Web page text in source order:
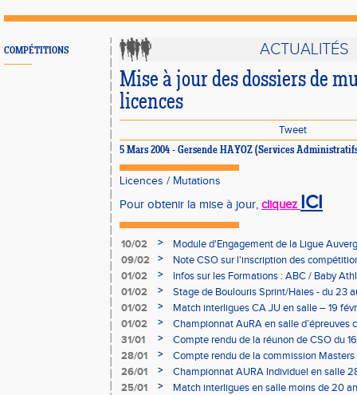
COMPÉTITIONS ACTUALITÉS
Mise à jour des dossiers de
licences
Tweet
5 Mars 2004 - Gersende HAYOZ (Services
Licences / Mutations
Pour obtenir la mise à jour, cliquez ICI
10/02 >
Module d'Engagement de la Ligue
09/02
>
Note CSO sur l'inscription des
01/02
>
Infos sur les Formations : ABC / Baby
01/02
>
Stage de Boulouris Sprint/Haies - du 23
01/02
>
Match interligues CA JU en salle – 19
01/02
>
Championnat AuRA en salle d’épreuves
- le 12 février
31/01 >
Compte rendu de la réunon de CSO du
28/01
>
Compte rendu de la commission
à Bourgoin
26/01 >
Championnat AURA Individuel en salle
25/01
>
Match interligues en salle moins de 20